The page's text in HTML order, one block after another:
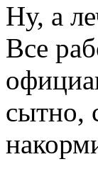
Ну, а
Все
сытно,